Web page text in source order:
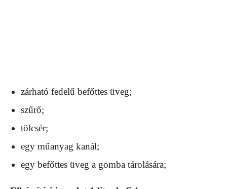
zárható fedelű befőttes üveg;
szűrő;
tölcsér;
egy műanyag kanál;
egy befőttes üveg a gomba tárolására;